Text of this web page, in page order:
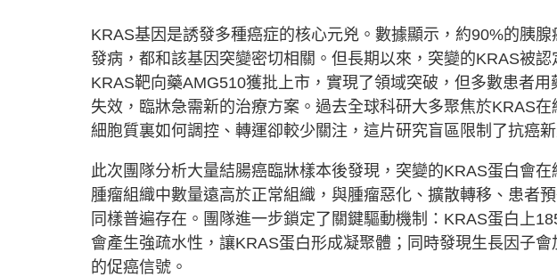
KRAS基因是誘發多種癌症的核心元兇。數據顯示，約90%的胰
發病，都和該基因突變密切相關。但長期以來，突變的KRAS被
KRAS靶向藥AMG510獲批上市，實現了領域突破，但多數患者
失效，臨牀急需新的治療方案。過去全球科研大多聚焦於KRAS
細胞質裏如何調控、轉運卻較少關注，這片研究盲區限制了抗癌新
此次團隊分析大量結腸癌臨牀樣本後發現，突變的KRAS蛋白會
腫瘤組織中數量遠高於正常組織，與腫瘤惡化、擴散轉移、患者
同樣普遍存在。團隊進一步鎖定了關鍵驅動機制：KRAS蛋白上
會產生強疏水性，讓KRAS蛋白形成凝聚體；同時發現生長因子
的促癌信號。